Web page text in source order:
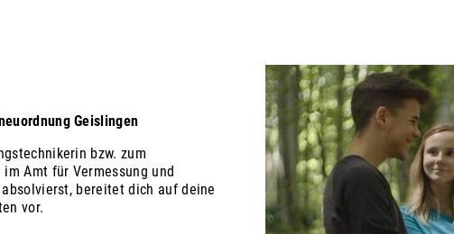
Geislingen
bzw. zum
Amt für Vermessung und
bereitet dich auf deine
vor.